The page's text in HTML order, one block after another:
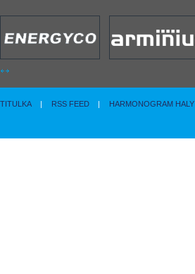
TITULKA | RSS FEED | HARMONOGRAM HALY